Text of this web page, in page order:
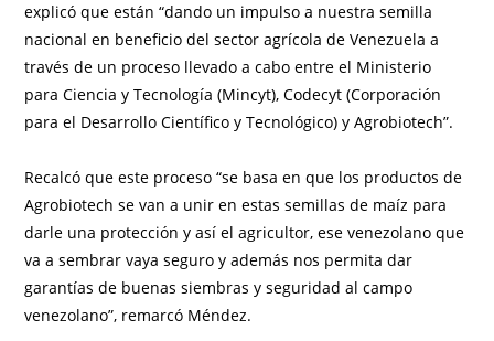
explicó que están “dando un impulso a nuestra semilla
nacional en beneficio del sector agrícola de Venezuela a
través de un proceso llevado a cabo entre el Ministerio
para Ciencia y Tecnología (Mincyt), Codecyt (Corporación
para el Desarrollo Científico y Tecnológico) y Agrobiotech”.
Recalcó que este proceso “se basa en que los productos de
Agrobiotech se van a unir en estas semillas de maíz para
darle una protección y así el agricultor, ese venezolano que
va a sembrar vaya seguro y además nos permita dar
garantías de buenas siembras y seguridad al campo
venezolano”, remarcó Méndez.